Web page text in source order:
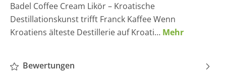
Badel Coffee Cream Likör – Kroatische
Destillationskunst trifft Franck Kaffee Wenn
Kroatiens älteste Destillerie auf Kroati… Mehr
Bewertungen